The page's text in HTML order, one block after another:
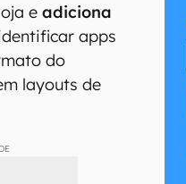
eadiciona
apps
do
layouts de